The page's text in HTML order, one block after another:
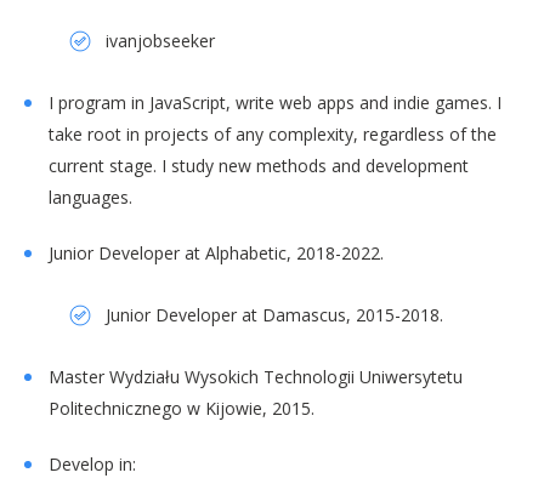
ivanjobseeker
I program in JavaScript, write web apps and indie games. I
take root in projects of any complexity, regardless of the
current stage. I study new methods and development
languages.
Junior Developer at Alphabetic, 2018-2022.
Junior Developer at Damascus, 2015-2018.
Master Wydziału Wysokich Technologii Uniwersytetu
Politechnicznego w Kijowie, 2015.
Develop in: